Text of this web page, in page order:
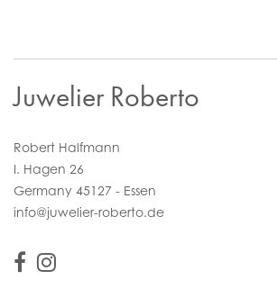
Juwelier Roberto
Robert Halfmann
I. Hagen 26
Germany 45127 - Essen
info@juwelier-roberto.de